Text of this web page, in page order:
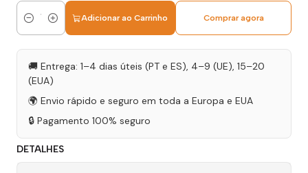
Quantidade
Adicionar ao Carrinho Comprar agora
🚚 Entrega: 1–4 dias úteis (PT e ES), 4–9 (UE), 15–20
(EUA)
🌍 Envio rápido e seguro em toda a Europa e EUA
🔒 Pagamento 100% seguro
DETALHES